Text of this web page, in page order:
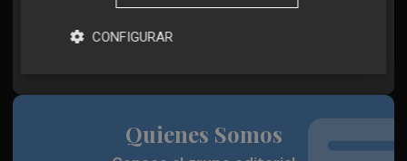
Plaza Podcast, desde cualquier medio
Quienes Somos
CONFIGURAR